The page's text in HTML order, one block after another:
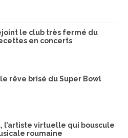
le club très fermé du
en concerts
rêve brisé du Super Bowl
l’artiste virtuelle qui bouscule
roumaine